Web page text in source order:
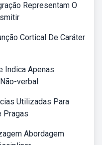
Representam O
Cortical De Caráter
Indica Apenas
verbal
Utilizadas Para
Pragas
Abordagem